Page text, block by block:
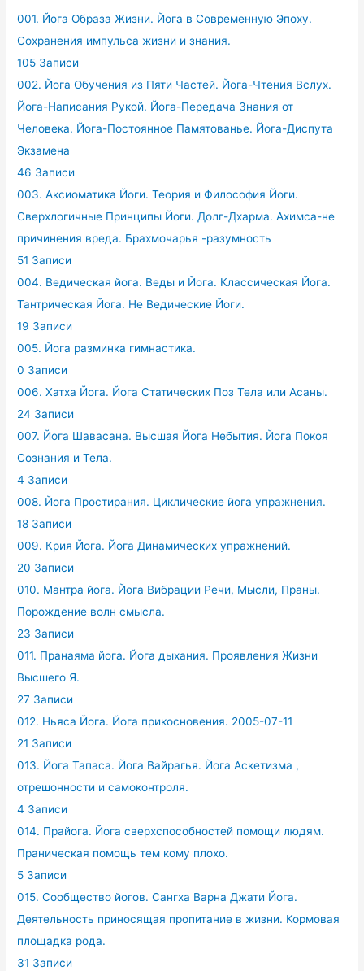
001. Йога Образа Жизни. Йога в Современную Эпоху.
Сохранения импульса жизни и знания.
105 Записи
002. Йога Обучения из Пяти Частей. Йога-Чтения Вслух.
Йога-Написания Рукой. Йога-Передача Знания от
Человека. Йога-Постоянное Памятованье. Йога-Диспута
Экзамена
46 Записи
003. Аксиоматика Йоги. Теория и Философия Йоги.
Сверхлогичные Принципы Йоги. Долг-Дхарма. Ахимса-не
причинения вреда. Брахмочарья -разумность
51 Записи
004. Ведическая йога. Веды и Йога. Классическая Йога.
Тантрическая Йога. Не Ведические Йоги.
19 Записи
005. Йога разминка гимнастика.
0 Записи
006. Хатха Йога. Йога Статических Поз Тела или Асаны.
24 Записи
007. Йога Шавасана. Высшая Йога Небытия. Йога Покоя
Сознания и Тела.
4 Записи
008. Йога Простирания. Циклические йога упражнения.
18 Записи
009. Крия Йога. Йога Динамических упражнений.
20 Записи
010. Мантра йога. Йога Вибрации Речи, Мысли, Праны.
Порождение волн смысла.
23 Записи
011. Пранаяма йога. Йога дыхания. Проявления Жизни
Высшего Я.
27 Записи
012. Ньяса Йога. Йога прикосновения. 2005-07-11
21 Записи
013. Йога Тапаса. Йога Вайрагья. Йога Аскетизма ,
отрешонности и самоконтроля.
4 Записи
014. Прайога. Йога сверхспособностей помощи людям.
Праническая помощь тем кому плохо.
5 Записи
015. Сообщество йогов. Сангха Варна Джати Йога.
Деятельность приносящая пропитание в жизни. Кормовая
площадка рода.
31 Записи